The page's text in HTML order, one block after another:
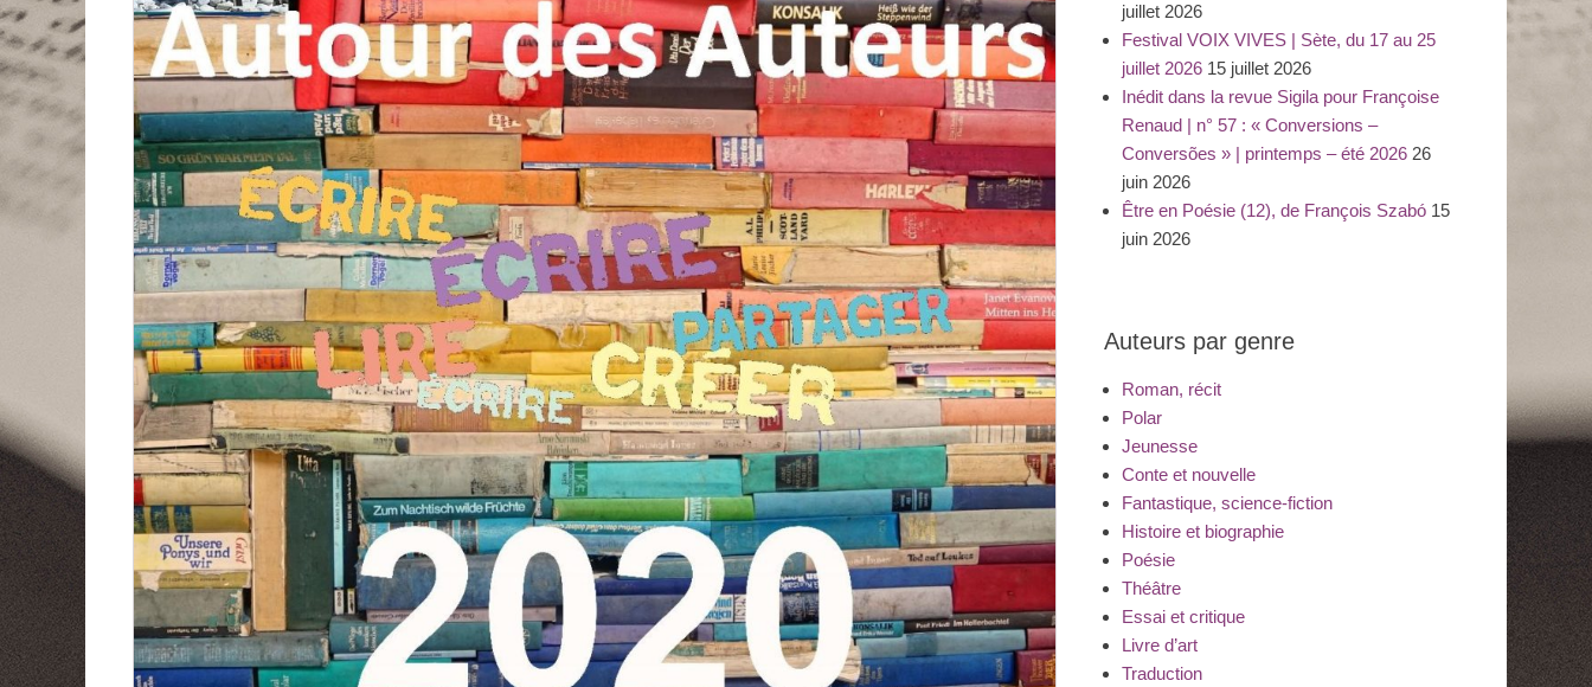
juillet 2026
Festival VOIX VIVES | Sète, du 17 au 25
juillet 2026 15 juillet 2026
Inédit dans la revue Sigila pour Françoise
Renaud | n° 57 : « Conversions –
Conversões » | printemps – été 2026 26
juin 2026
Être en Poésie (12), de François Szabó 15
juin 2026
Auteurs par genre
Roman, récit
Polar
Jeunesse
Conte et nouvelle
Fantastique, science-fiction
Histoire et biographie
Poésie
Théâtre
Essai et critique
Livre d’art
Traduction